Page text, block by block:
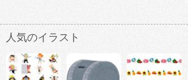
人気のイラスト